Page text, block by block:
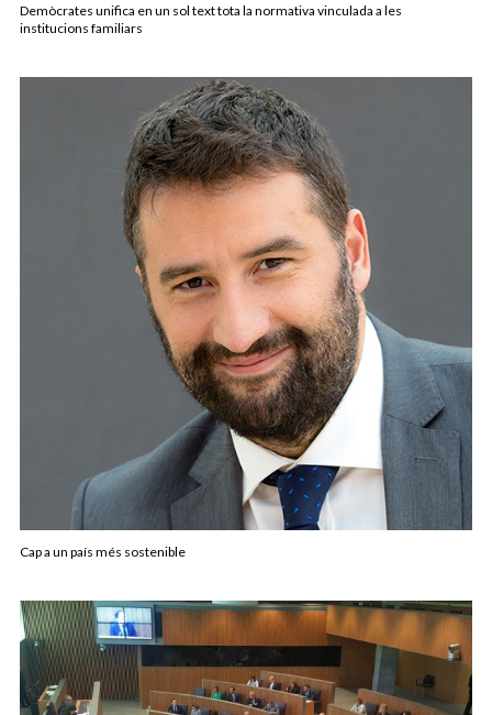
Demòcrates unifica en un sol text tota la normativa vinculada a les
institucions familiars
Cap a un país més sostenible